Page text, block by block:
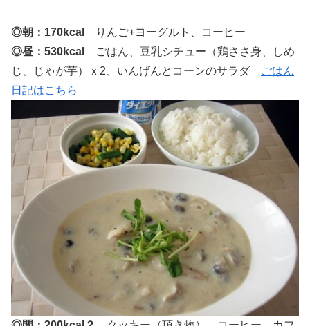
◎朝：170kcal
りんご+ヨーグルト、コーヒー
◎昼：530kcal
ごはん、豆乳シチュー（鶏ささ身、しめ
じ、じゃが芋）ｘ2、いんげんとコーンのサラダ
ごはん
日記はこちら